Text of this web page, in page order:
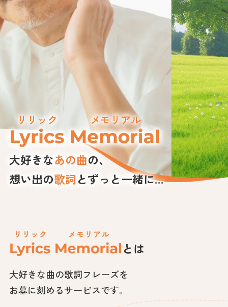
大好きなあの曲の、
想い出の歌詞とずっと一緒に…
とは
大好きな曲の歌詞フレーズを
お墓に刻めるサービスです。